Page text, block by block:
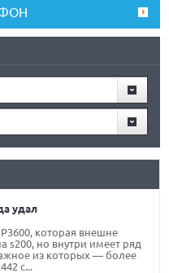
удал
которая внешне
s200, но внутри имеет ряд
из которых — более
с...